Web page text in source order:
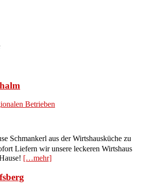
Betrieben
Schmankerl aus der Wirtshausküche zu
Liefern wir unsere leckeren Wirtshaus
[…mehr]